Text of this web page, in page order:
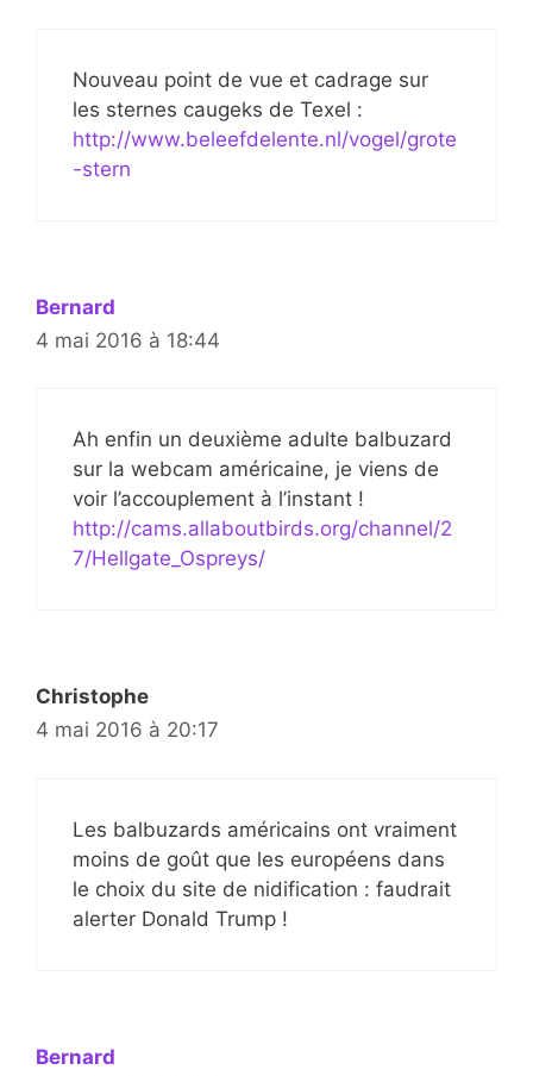
Nouveau point de vue et cadrage sur
les sternes caugeks de Texel :
http://www.beleefdelente.nl/vogel/grote
-stern
Bernard
4 mai 2016 à 18:44
Ah enfin un deuxième adulte balbuzard
sur la webcam américaine, je viens de
voir l’accouplement à l’instant !
http://cams.allaboutbirds.org/channel/2
7/Hellgate_Ospreys/
Christophe
4 mai 2016 à 20:17
Les balbuzards américains ont vraiment
moins de goût que les européens dans
le choix du site de nidification : faudrait
alerter Donald Trump !
Bernard